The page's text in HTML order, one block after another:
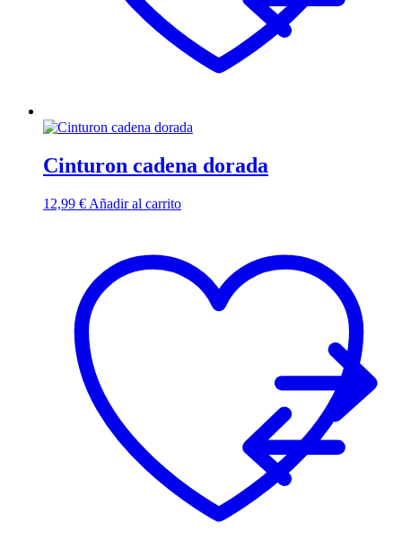
Cinturon cadena dorada
12,99 € Añadir al carrito